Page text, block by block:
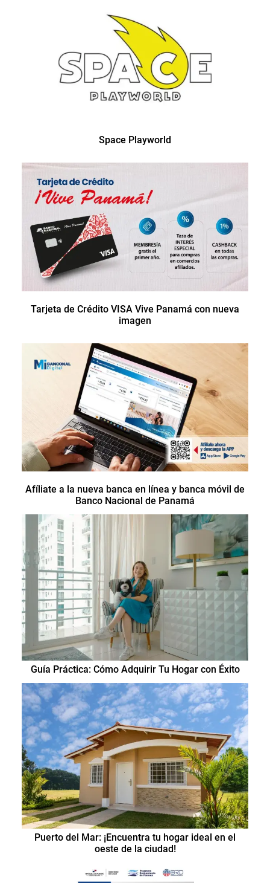
Space Playworld
Tarjeta de Crédito VISA Vive Panamá con nueva
imagen
Afíliate a la nueva banca en línea y banca móvil de
Banco Nacional de Panamá
Guía Práctica: Cómo Adquirir Tu Hogar con Éxito
Puerto del Mar: ¡Encuentra tu hogar ideal en el
oeste de la ciudad!